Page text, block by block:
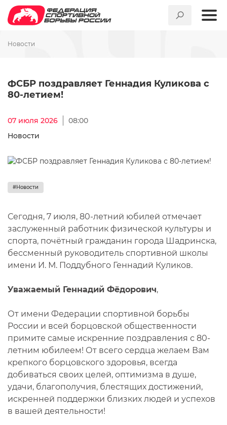
Новости
ФСБР поздравляет Геннадия Куликова с
80-летием!
07 июля 2026
08:00
Новости
#Новости
Сегодня, 7 июля, 80-летний юбилей отмечает
заслуженный работник физической культуры и
спорта, почётный гражданин города Шадринска,
бессменный руководитель спортивной школы
имени И. М. Поддубного Геннадий Куликов.
Уважаемый Геннадий Фёдорович,
От имени Федерации спортивной борьбы
России и всей борцовской общественности
примите самые искренние поздравления с 80-
летним юбилеем! От всего сердца желаем Вам
крепкого борцовского здоровья, всегда
добиваться своих целей, оптимизма в душе,
удачи, благополучия, блестящих достижений,
искренней поддержки близких людей и успехов
в вашей деятельности!